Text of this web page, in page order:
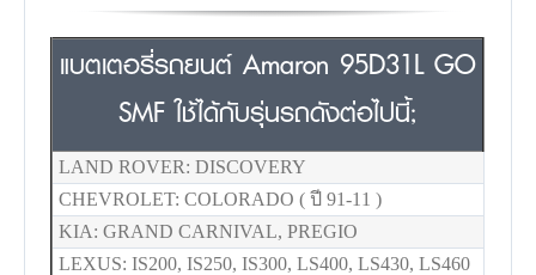
แบตเตอรี่รถยนต์ Amaron 95D31L GO
SMF ใช้ได้กับรุ่นรถดังต่อไปนี้;
LAND ROVER: DISCOVERY
CHEVROLET: COLORADO ( ปี 91-11 )
KIA: GRAND CARNIVAL, PREGIO
LEXUS: IS200, IS250, IS300, LS400, LS430, LS460